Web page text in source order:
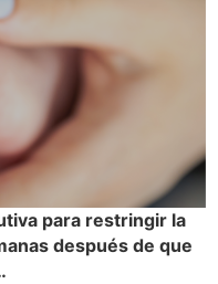
para restringir la
después de que